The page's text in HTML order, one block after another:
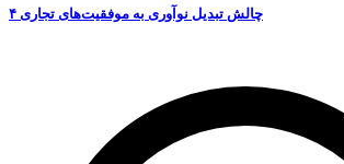
۴ چالش تبدیل نوآوری به موفقیت‌های تجاری